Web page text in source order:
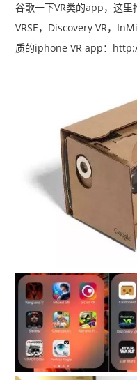
咨询我们 >
谷歌一下VR类的app，这
VRSE，Discovery VR，
质的iphone VR app：